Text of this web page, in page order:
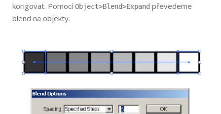
korigovat. PomocíObject>Blend>Ex­pand převedeme
blend na objekty.